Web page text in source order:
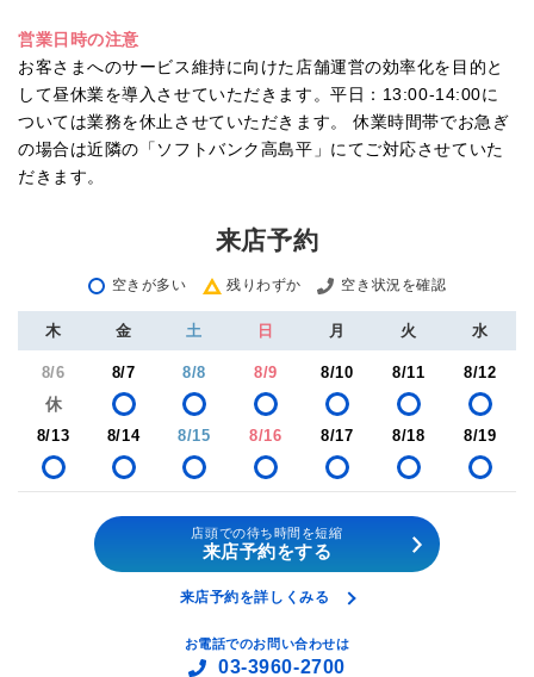
営業日時の注意
お客さまへのサービス維持に向けた店舗運営の効率化を目的と
して昼休業を導入させていただきます。平日：13:00-14:00に
ついては業務を休止させていただきます。 休業時間帯でお急ぎ
の場合は近隣の「ソフトバンク高島平」にてご対応させていた
だきます。
来店予約
空きが多い 残りわずか 空き状況を確認
木 金 土 日 月 火 水
8/6 8/7 8/8 8/9 8/10 8/11 8/12
8/13 8/14 8/15 8/16 8/17 8/18 8/19
店頭での待ち時間を短縮
来店予約をする
来店予約を詳しくみる
お電話でのお問い合わせは
03-3960-2700